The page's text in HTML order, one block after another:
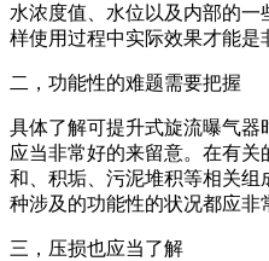
水浓度值、水位以及内部的
样使用过程中实际效果才能是
二，功能性的难题需要把握
具体了解可提升式旋流曝气
应当非常好的来留意。在有
和、积垢、污泥堆积等相关
种涉及的功能性的状况都应非
三，压损也应当了解